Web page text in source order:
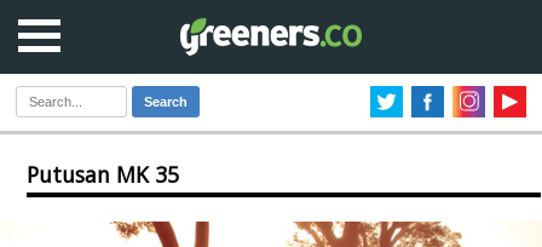
Search
Putusan MK 35